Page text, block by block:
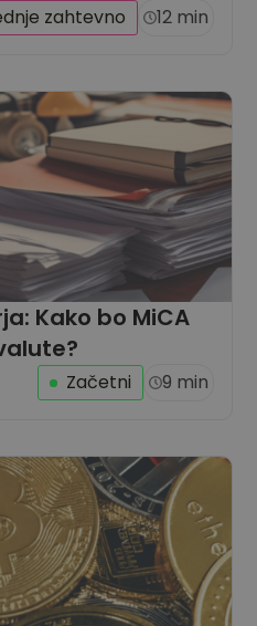
zahtevno 12 min
Kako bo MiCA
Začetni 9 min